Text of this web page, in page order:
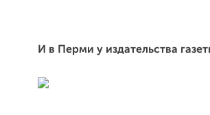
И в Перми у издательства